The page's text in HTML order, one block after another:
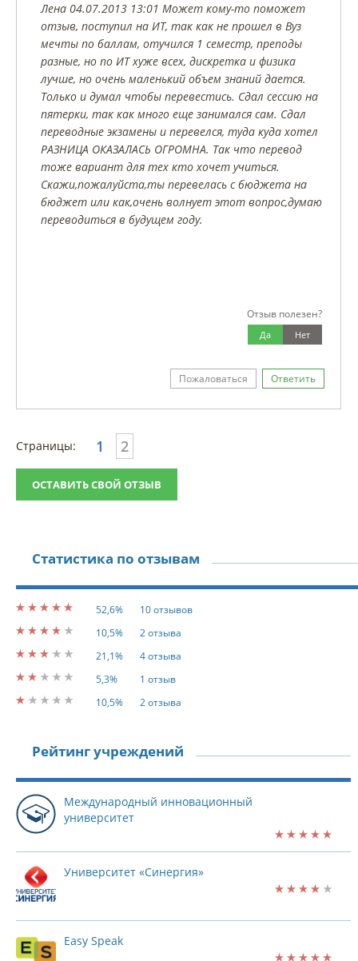
Лена 04.07.2013 13:01 Может кому-то поможет
отзыв, поступил на ИТ, так как не прошел в Вуз
мечты по баллам, отучился 1 семестр, преподы
разные, но по ИТ хуже всех, дискретка и физика
лучше, но очень маленький объем знаний дается.
Только и думал чтобы перевестись. Сдал сессию на
пятерки, так как много еще занимался сам. Сдал
переводные экзамены и перевелся, туда куда хотел
РАЗНИЦА ОКАЗАЛАСЬ ОГРОМНА. Так что перевод
тоже вариант для тех кто хочет учиться.
Скажи,пожалуйста,ты перевелась с бюджета на
бюджет или как,очень волнует этот вопрос,думаю
переводиться в будущем году.
Отзыв полезен?
Нет
Да
Пожаловаться Ответить
Страницы: 1 2
ОСТАВИТЬ СВОЙ ОТЗЫВ
Статистика по отзывам
52,6%
10 отзывов
10,5%
2 отзыва
21,1%
4 отзыва
5,3%
1 отзыв
10,5%
2 отзыва
Рейтинг учреждений
Международный инновационный
университет
Университет «Синергия»
Easy Speak